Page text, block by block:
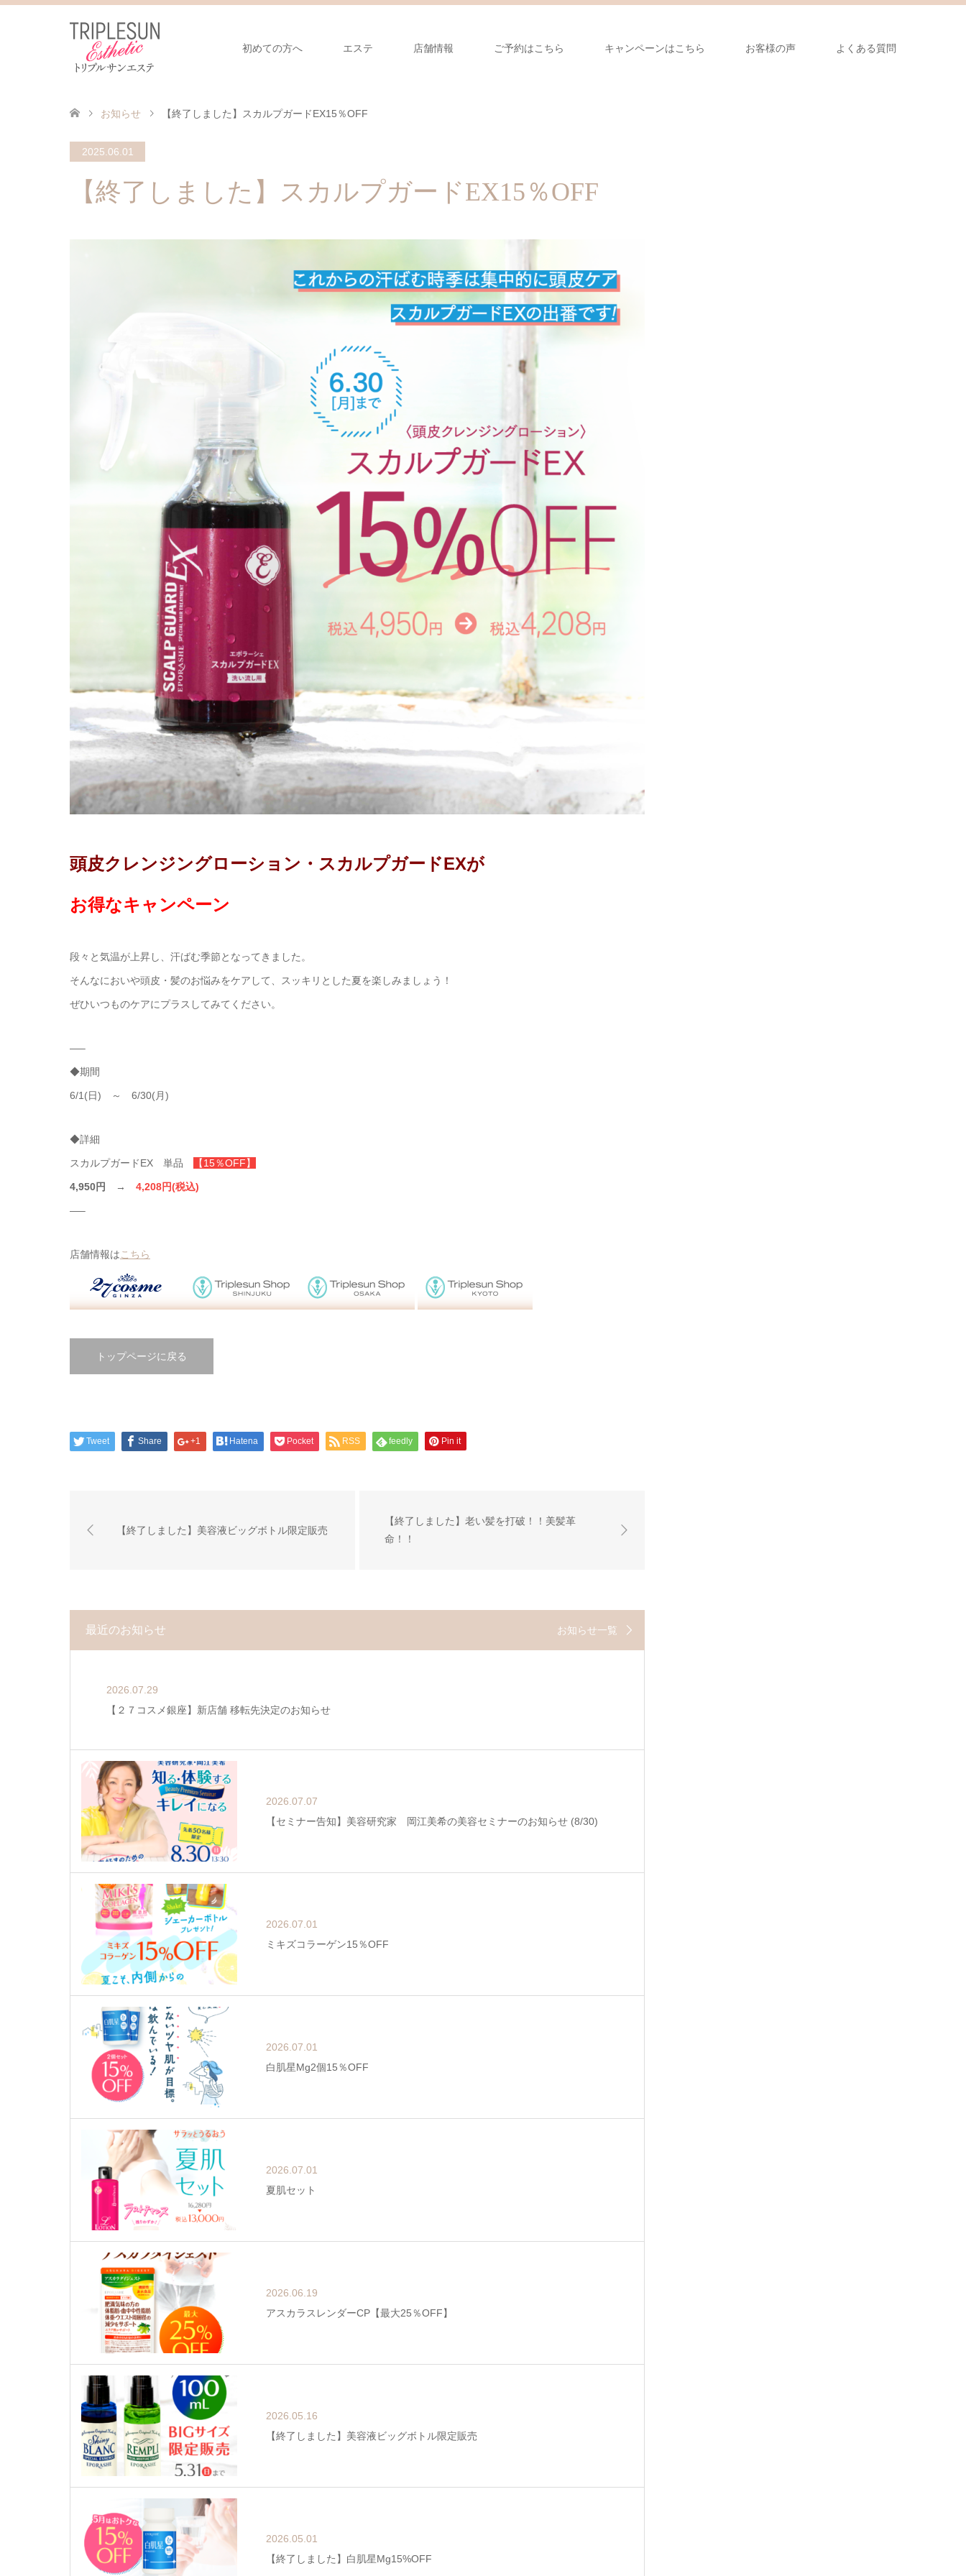
初めての方へ エステ 店舗情報 ご予約はこちら キャンペーンはこちら お客様の声 よくある質問
お知らせ 【終了しました】スカルプガードEX15％OFF
2025.06.01
【終了しました】スカルプガードEX15％OFF
頭皮クレンジングローション・スカルプガードEXが
お得なキャンペーン
段々と気温が上昇し、汗ばむ季節となってきました。
そんなにおいや頭皮・髪のお悩みをケアして、スッキリとした夏を楽しみましょう！
ぜひいつものケアにプラスしてみてください。
—–
◆期間
6/1(日) ～ 6/30(月)
◆詳細
スカルプガードEX 単品 【15％OFF】
4,950円 → 4,208円(税込)
—–
店舗情報は こちら
トップページに戻る
Tweet Share +1 Hatena Pocket RSS feedly Pin it
【終了しました】美容液ビッグボトル限定販売
【終了しました】老い髪を打破！！美髪革
命！！
最近のお知らせ お知らせ一覧
2026.07.29
【２７コスメ銀座】新店舗 移転先決定のお知らせ
2026.07.07
【セミナー告知】美容研究家 岡江美希の美容セミナーのお知らせ (8/30)
2026.07.01
ミキズコラーゲン15％OFF
2026.07.01
白肌星Mg2個15％OFF
2026.07.01
夏肌セット
2026.06.19
アスカラスレンダーCP【最大25％OFF】
2026.05.16
【終了しました】美容液ビッグボトル限定販売
2026.05.01
【終了しました】白肌星Mg15%OFF